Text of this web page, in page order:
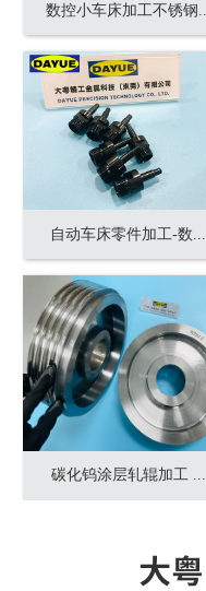
数控小车床加工不锈钢...
自动车床零件加工-数...
碳化钨涂层轧辊加工 ...